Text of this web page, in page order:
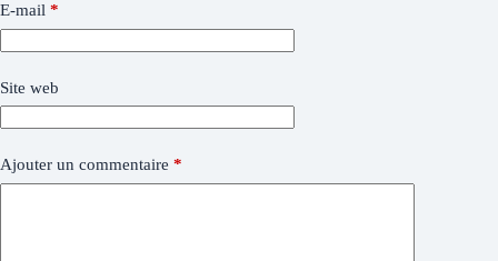
E-mail *
Site web
Ajouter un commentaire *